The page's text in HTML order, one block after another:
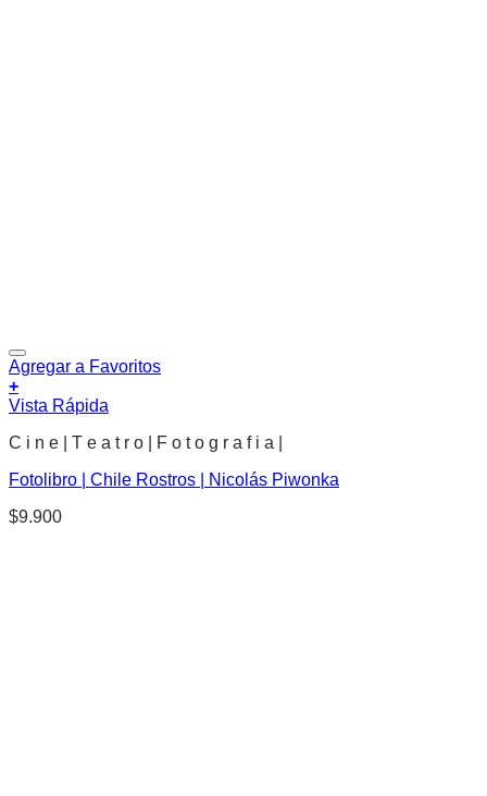
Agregar a Favoritos
+
Vista Rápida
C i n e | T e a t r o | F o t o g r a f i a |
Fotolibro | Chile Rostros | Nicolás Piwonka
$9.900